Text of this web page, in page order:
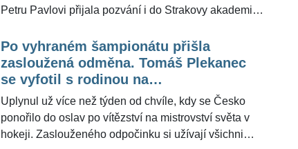
Petru Pavlovi přijala pozvání i do Strakovy akademie,
sociální síti X premiér sdílel video z návštěvy úspěšné
tenistky, které však sklidilo poměrně drsnou kritiku.
Naopak se Fialy zastal bezpečnostní expert a
komentátor Andor Šándor, který pro ŽivotvČesku.cz
uvedl, že nevidí na takové návštěvě nic špatného.
Zároveň ale dodal, že tato věc je dvojstranná.
Úspěšný sportovec pozvání může, ale nemusí
Po vyhraném šampionátu přišla
zasloužená odměna. Tomáš Plekanec
se vyfotil s rodinou na
nejromantičtějším místě v Paříži
Uplynul už více než týden od chvíle, kdy se Česko
ponořilo do oslav po vítězství na mistrovství světa v
hokeji. Zaslouženého odpočinku si užívají všichni